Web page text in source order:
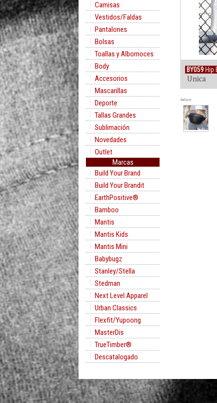
Camisas
Vestidos/Faldas
Pantalones
Bolsas
Toallas y Albornoces
Body
Accesorios
Mascarillas
Deporte
Tallas Grandes
Sublimación
Novedades
Outlet
Marcas
Build Your Brand
Build Your Brandit
EarthPositive®
Bamboo
Mantis
Mantis Kids
Mantis Mini
Babybugz
Stanley/Stella
Stedman
Next Level Apparel
Urban Classics
Flexfit/Yupoong
MasterDis
TrueTimber®
Descatalogado
BY059 Hip
Unica
Rollover